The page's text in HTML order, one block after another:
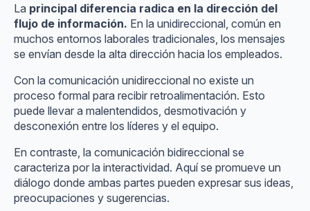
La principal diferencia radica en la dirección del
flujo de información. En la unidireccional, común en
muchos entornos laborales tradicionales, los mensajes
se envían desde la alta dirección hacia los empleados.
Con la comunicación unidireccional no existe un
proceso formal para recibir retroalimentación. Esto
puede llevar a malentendidos, desmotivación y
desconexión entre los líderes y el equipo.
En contraste, la comunicación bidireccional se
caracteriza por la interactividad. Aquí se promueve un
diálogo donde ambas partes pueden expresar sus ideas,
preocupaciones y sugerencias.